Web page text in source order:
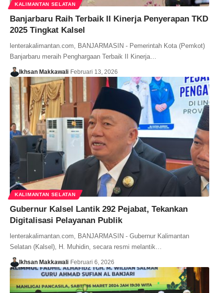
KALIMANTAN SELATAN
Banjarbaru Raih Terbaik II Kinerja Penyerapan TKD
2025 Tingkat Kalsel
lenterakalimantan.com, BANJARMASIN - Pemerintah Kota (Pemkot)
Banjarbaru meraih Penghargaan Terbaik II Kinerja…
Ikhsan Makkawali Februari 13, 2026
KALIMANTAN SELATAN
Gubernur Kalsel Lantik 292 Pejabat, Tekankan
Digitalisasi Pelayanan Publik
lenterakalimantan.com, BANJARMASIN - Gubernur Kalimantan
Selatan (Kalsel), H. Muhidin, secara resmi melantik…
Ikhsan Makkawali Februari 6, 2026